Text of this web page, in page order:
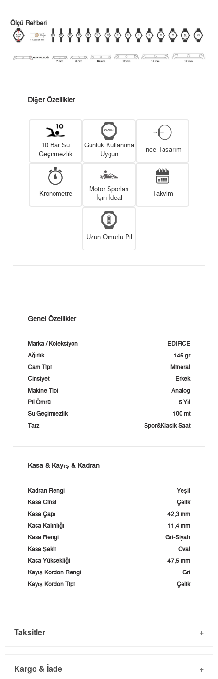
Ölçü Rehberi
Diğer Özellikler
10 Bar Su
Geçirmezlik
Günlük Kullanıma
Uygun
İnce Tasarım
Kronometre
Motor Sporları
İçin İdeal
Takvim
Uzun Ömürlü Pil
Genel Özellikler
Marka / Koleksiyon
EDIFICE
Ağırlık
146 gr
Cam Tipi
Mineral
Cinsiyet
Erkek
Makine Tipi
Analog
Pil Ömrü
5 Yıl
Su Geçirmezlik
100 mt
Tarz
Spor&Klasik Saat
Kasa & Kayış & Kadran
Kadran Rengi
Yeşil
Kasa Cinsi
Çelik
Kasa Çapı
42,3 mm
Kasa Kalınlığı
11,4 mm
Kasa Rengi
Gri-Siyah
Kasa Şekli
Oval
Kasa Yüksekliği
47,5 mm
Kayış Kordon Rengi
Gri
Kayış Kordon Tipi
Çelik
Taksitler
Kargo & İade